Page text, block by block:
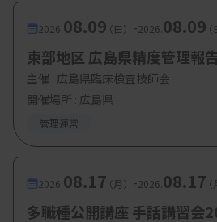
6年間勤めた。九州内の各国
換し、研修会の参加人数を大
る。「独りではできなくても
やっていけば、いい技師会が
くまもと森都総合病院（熊
65歳。福岡県臨床衛生検査技
2026. 08.09（日） -2026. 08.09（
東部地区 広島県精度管理報
主催 : 広島県臨床検査技師会
開催場所 : 広島県
管理運営
2026. 08.17（月） -2026. 08.17（
多職種公開講座 手話講習会